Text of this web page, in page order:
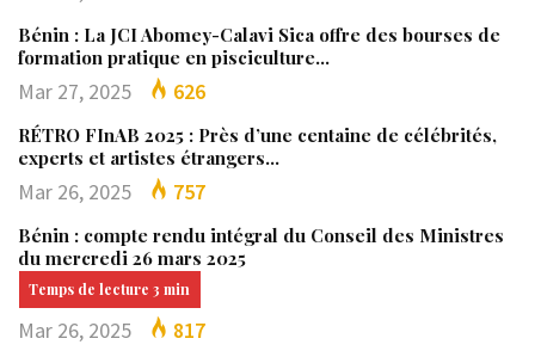
Bénin : La JCI Abomey-Calavi Sica offre des bourses de
formation pratique en pisciculture…
Mar 27, 2025 626
RÉTRO FInAB 2025 : Près d’une centaine de célébrités,
experts et artistes étrangers…
Mar 26, 2025 757
Bénin : compte rendu intégral du Conseil des Ministres
du mercredi 26 mars 2025
Mar 26, 2025 817